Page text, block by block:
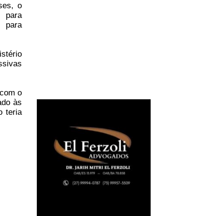
o
para
para
o
às
teria